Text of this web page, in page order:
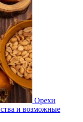
Орехи
и возможные